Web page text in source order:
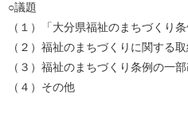
○議題
（１）「大分県福祉のまちづくり
（２）福祉のまちづくりに関する
（３）福祉のまちづくり条例の一
（４）その他